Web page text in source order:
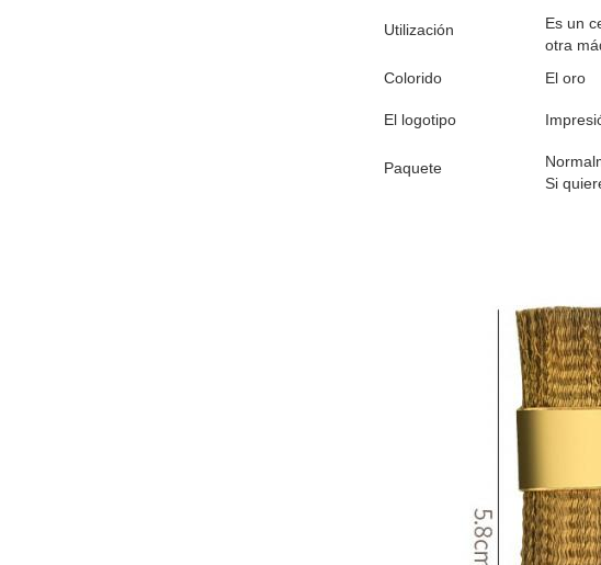
Utilización
Es un
otra
Colorido
El oro
El logotipo
Paquete
Si